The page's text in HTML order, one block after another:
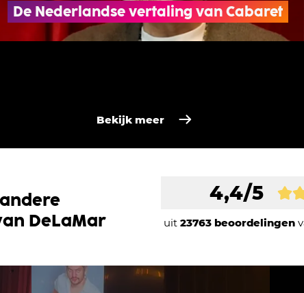
De Nederlandse vertaling van Cabaret
Bekijk meer
DeLaMar
4,4/5
uit 23763 beoordelingen